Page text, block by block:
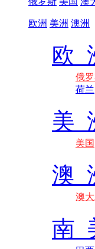
欧洲 美洲 澳洲
欧
俄
荷兰
美
美国
澳
澳
南